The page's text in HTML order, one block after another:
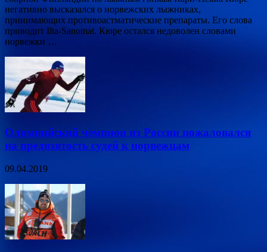
негативно высказался о норвежских лыжниках,
принимающих противоастматические препараты. Его слова
приводит Ilta-Sanomat. Кюре остался недоволен словами
норвежки …
Олимпийский чемпион из России пожаловался
на предвзятость судей к норвежцам
09.04.2019